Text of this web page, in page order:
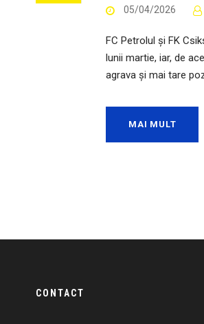
05/04/2026
FC Petrolul și FK
lunii martie, iar, de
agrava și mai tare
MAI MULT
CONTACT